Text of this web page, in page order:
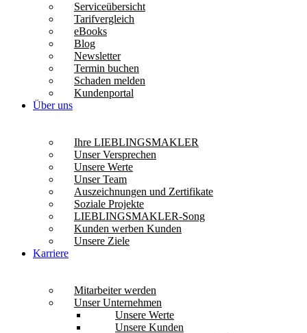
Serviceübersicht
Tarifvergleich
eBooks
Blog
Newsletter
Termin buchen
Schaden melden
Kundenportal
Über uns
Ihre LIEBLINGSMAKLER
Unser Versprechen
Unsere Werte
Unser Team
Auszeichnungen und Zertifikate
Soziale Projekte
LIEBLINGSMAKLER-Song
Kunden werben Kunden
Unsere Ziele
Karriere
Mitarbeiter werden
Unser Unternehmen
Unsere Werte
Unsere Kunden